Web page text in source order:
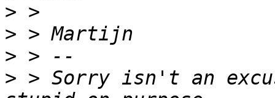
>
>
>
> > Sorry isn't an